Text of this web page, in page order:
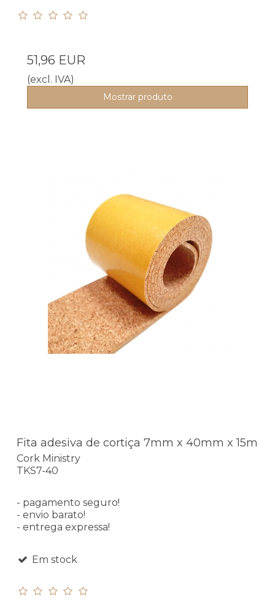
51,96 EUR
(excl. IVA)
Mostrar produto
Fita adesiva de cortiça 7mm x 40mm x 15m
Cork Ministry
TKS7-40
- pagamento seguro!
- envio barato!
- entrega expressa!
Em stock